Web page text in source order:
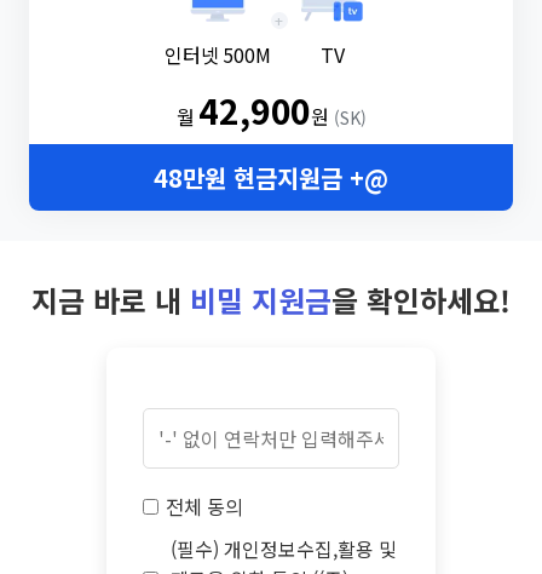
인터넷 500M
+
TV
월 42,900원 (SK)
48만원 현금지원금 +@
지금 바로 내 비밀 지원금을 확인하세요!
전체 동의
(필수) 개인정보수집,활용 및